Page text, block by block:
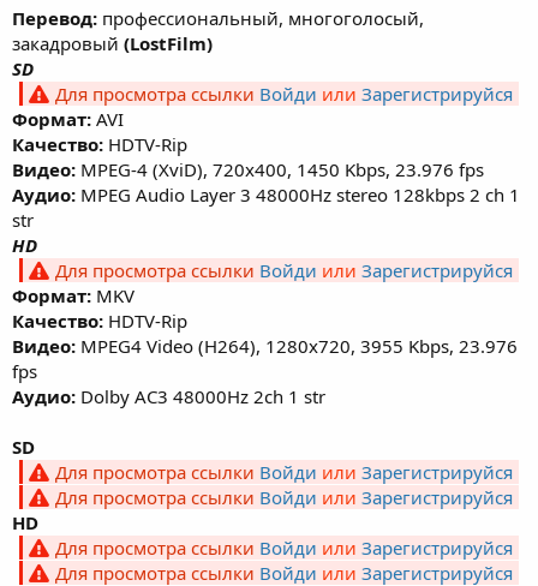
Перевод: профессиональный, многоголосый,
закадровый (LostFilm)
SD
Для просмотра ссылки Войди или Зарегистрируйся
Формат: AVI
Качество: HDTV-Rip
Видео: MPEG-4 (XviD), 720х400, 1450 Kbps, 23.976 fps
Аудио: MPEG Audio Layer 3 48000Hz stereo 128kbps 2 ch 1
str
HD
Для просмотра ссылки Войди или Зарегистрируйся
Формат: MKV
Качество: HDTV-Rip
Видео: MPEG4 Video (H264), 1280x720, 3955 Kbps, 23.976
fps
Аудио: Dolby AC3 48000Hz 2ch 1 str
SD
Для просмотра ссылки Войди или Зарегистрируйся
Для просмотра ссылки Войди или Зарегистрируйся
HD
Для просмотра ссылки Войди или Зарегистрируйся
Для просмотра ссылки Войди или Зарегистрируйся